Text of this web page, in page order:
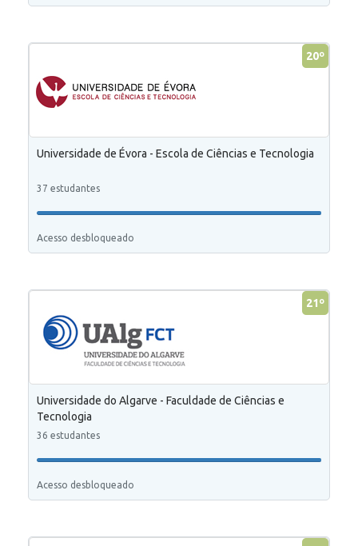
20º
Universidade de Évora - Escola de Ciências e Tecnologia
37 estudantes
Acesso desbloqueado
21º
Universidade do Algarve - Faculdade de Ciências e
Tecnologia
36 estudantes
Acesso desbloqueado